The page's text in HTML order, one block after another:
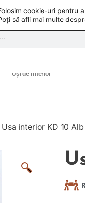
Uși de Interior
Usa interior KD 10
cookie-uri pentru
să afli mai multe